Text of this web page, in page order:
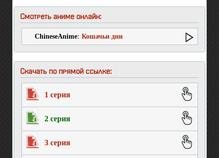
Смотреть аниме онлайн:
ChineseAnime: Кошачьи дни
Скачать по прямой ссылке:
1 серия
2 серия
3 серия